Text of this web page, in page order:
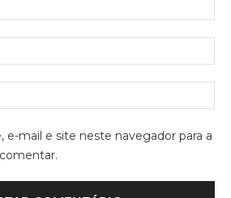
e-mail e site neste navegador para a